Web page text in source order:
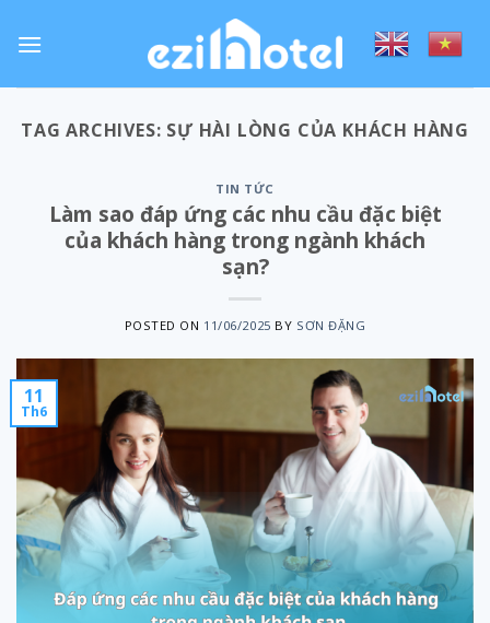
TAG ARCHIVES: SỰ HÀI LÒNG CỦA KHÁCH HÀNG
TIN TỨC
Làm sao đáp ứng các nhu cầu đặc biệt
của khách hàng trong ngành khách
sạn?
POSTED ON 11/06/2025 BY SƠN ĐẶNG
11
Th6